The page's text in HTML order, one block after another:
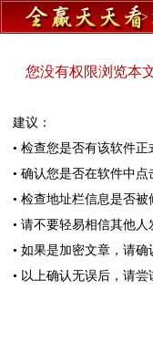
>
您没有权限浏览本
建议：
• 检查您是否有该软件正
• 确认您是否在软件中点
• 检查地址栏信息是否被
• 请不要轻易相信其他人
• 如果是加密文章，请确
• 以上确认无误后，请尝